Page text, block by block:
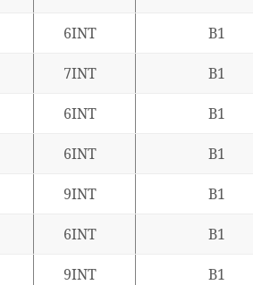
6INT B1
7INT B1
6INT B1
6INT B1
9INT B1
6INT B1
9INT B1